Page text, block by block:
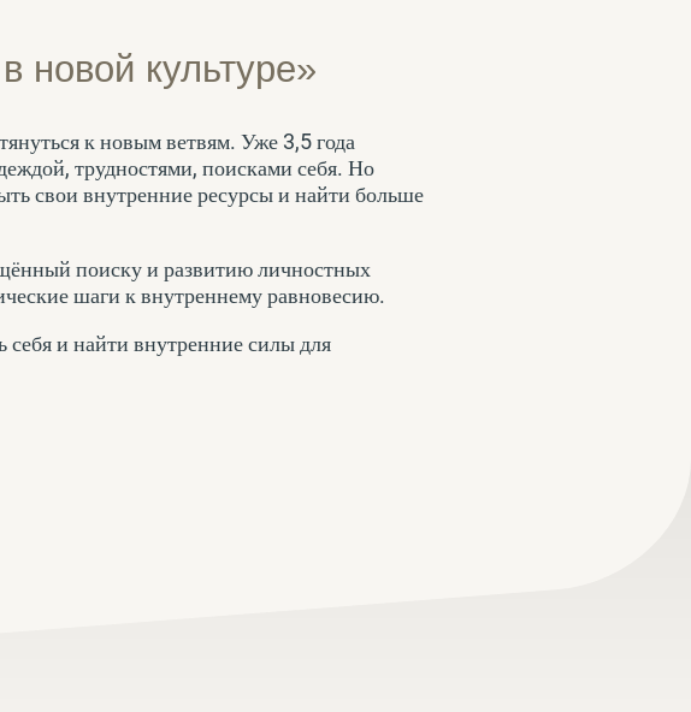
новой культуре»
к новым ветвям. Уже 3,5 года
трудностями, поисками себя. Но
свои внутренние ресурсы и найти больше
поиску и развитию личностных
шаги к внутреннему равновесию.
себя и найти внутренние силы для